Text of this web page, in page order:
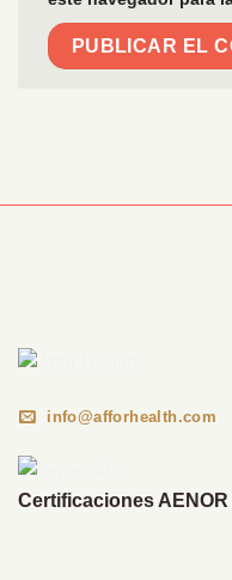
info@afforhealth.com
Certificaciones AENOR